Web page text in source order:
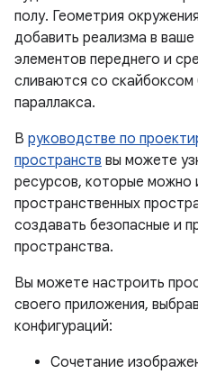
полу. Геометрия
добавить реализма в
элементов переднего и
сливаются со
параллакса.
В руководстве по
пространств вы можете
ресурсов, которые можно
пространственных
создавать безопасные и
пространства.
Вы можете настроить
своего приложения,
конфигураций:
Сочетание